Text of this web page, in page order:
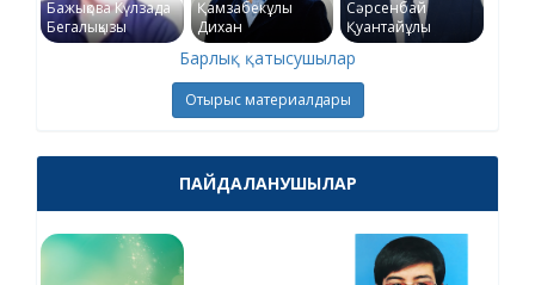
Бажықова Күлзада
Бегалықызы
Қамзабекұлы
Дихан
Сәрсенбай
Қуантайұлы
Барлық қатысушылар
Отырыс материалдары
ПАЙДАЛАНУШЫЛАР